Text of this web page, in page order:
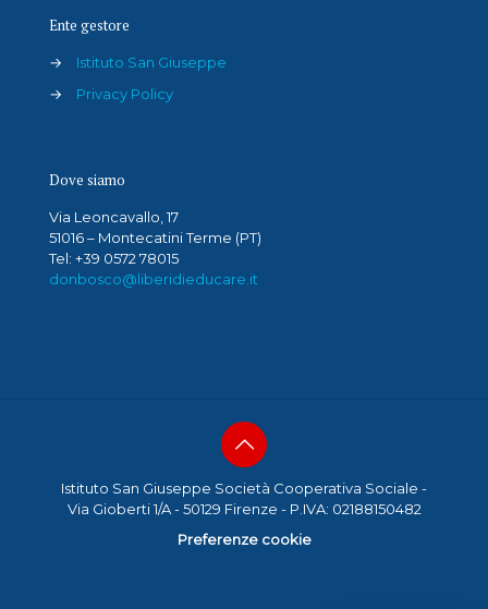
Ente gestore
→
Istituto San Giuseppe
→
Privacy Policy
Dove siamo
Via Leoncavallo, 17
51016 – Montecatini Terme (PT)
Tel: +39 0572 78015
donbosco@liberidieducare.it
Istituto San Giuseppe Società Cooperativa Sociale -
Via Gioberti 1/A - 50129 Firenze - P.IVA: 02188150482
Preferenze cookie